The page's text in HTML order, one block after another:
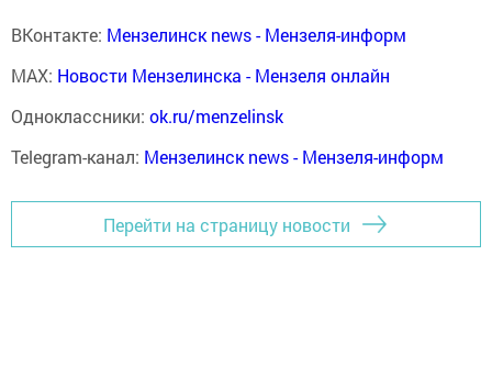
ВКонтакте: Мензелинск news - Мензеля-информ
MAX: Новости Мензелинска - Мензеля онлайн
Одноклассники: ok.ru/menzelinsk
Telegram-канал: Мензелинск news - Мензеля-информ
Перейти на страницу новости